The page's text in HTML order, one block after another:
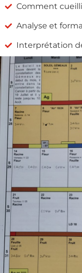
Comment
Analyse et
Interprétation